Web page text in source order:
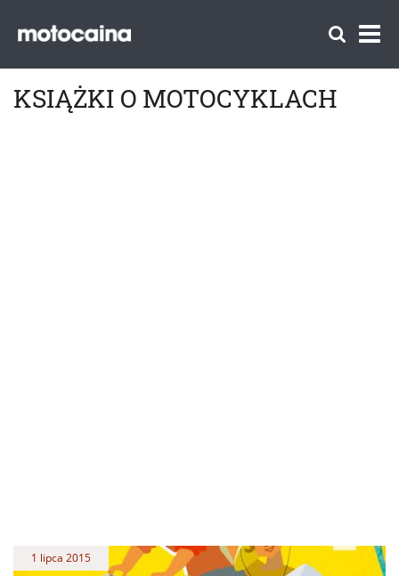
KSIĄŻKI O MOTOCYKLACH
1 lipca 2015